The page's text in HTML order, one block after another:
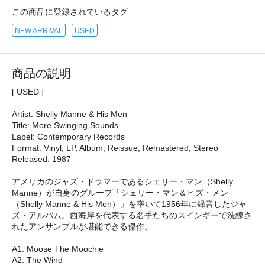
この商品に登録されているタグ
NEW ARRIVAL USED
商品の説明
[ USED ]
Artist: Shelly Manne & His Men
Title: More Swinging Sounds
Label: Contemporary Records
Format: Vinyl, LP, Album, Reissue, Remastered, Stereo
Released: 1987
アメリカのジャズ・ドラマーであるシェリー・マン（Shelly
Manne）が自身のグループ「シェリー・マン＆ヒズ・メン
（Shelly Manne & His Men）」を率いて1956年に録音したジャ
ズ・アルバム。西海岸を代表する名手たちのスインギーで洗練さ
れたアンサンブルが堪能できる傑作。
A1: Moose The Moochie
A2: The Wind